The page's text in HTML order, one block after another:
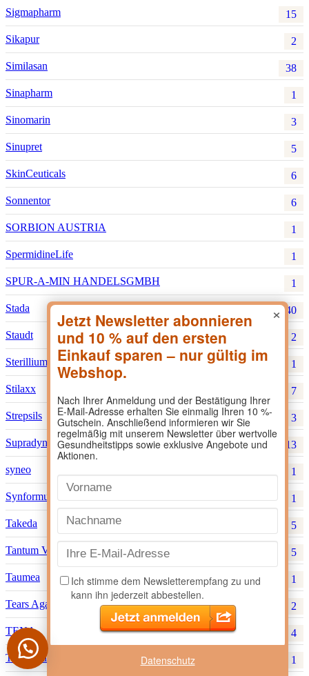
Sigmapharm 15
Sikapur 2
Similasan 38
Sinapharm 1
Sinomarin 3
Sinupret 5
SkinCeuticals 6
Sonnentor 6
SORBION AUSTRIA 1
SpermidineLife 1
SPUR-A-MIN HANDELSGMBH 1
Stada 40
Staudt 2
Sterillium 1
Stilaxx 7
Strepsils 3
Supradyn 13
syneo 1
Synformulas GmbH 1
Takeda 5
Tantum Verde 5
Taumea 1
Tears Again 2
TENA 4
Teofarma S.R.L. 1
×
Datenschutz